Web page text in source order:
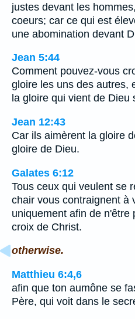
justes devant les
coeurs; car ce qui est
une abomination devant
Jean 5:44
Comment pouvez-vous
gloire les uns des autres,
la gloire qui vient de Dieu
Jean 12:43
Car ils aimèrent la gloire
gloire de Dieu.
Galates 6:12
Tous ceux qui veulent se
chair vous contraignent à
uniquement afin de n'être
croix de Christ.
otherwise.
Matthieu 6:4,6
afin que ton aumône se
Père, qui voit dans le